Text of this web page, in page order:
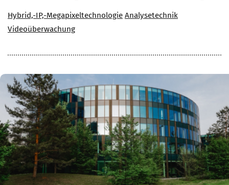
Hybrid,-IP,-Megapixeltechnologie Analysetechnik
Videoüberwachung